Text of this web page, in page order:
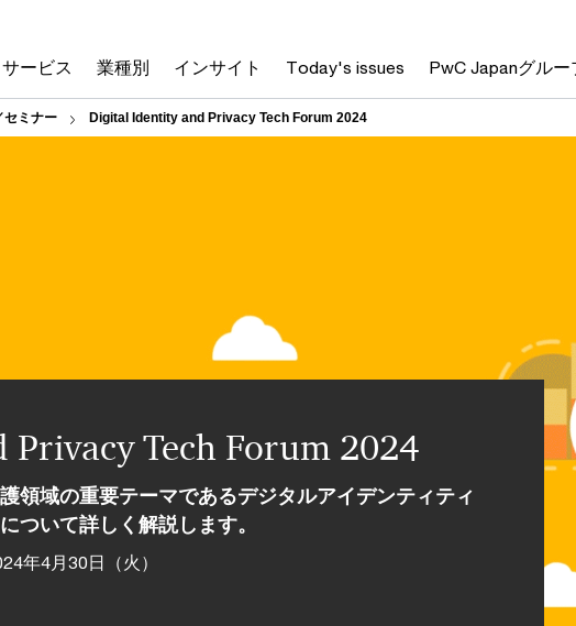
サービス 業種別 インサイト Today's issues PwC Japanグルー
セミナー Digital Identity and Privacy Tech Forum 2024
Tech Forum 2024
領域の重要テーマであるデジタルアイデンティティ
ついて詳しく解説します。
年4月30日（火）